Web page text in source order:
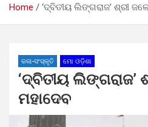
Home ‘ଦ୍ବିତୀୟ ଲିଙ୍ଗରାଜ’ ଶ୍ରୀ
କଳା-ସଂସ୍କୃତି ମୋ ଓଡ଼ିଶା
‘ଦ୍ବିତୀୟ ଲିଙ୍ଗରାଜ’
ମହାଦେବ